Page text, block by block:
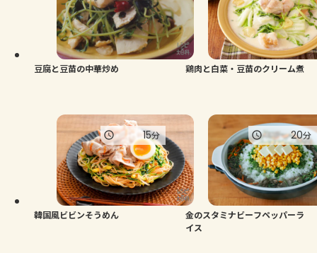
豆腐と豆苗の中華炒め 鶏肉と白菜・豆苗のクリーム煮
韓国風ビビンそうめん
15分
金のスタミナビーフペッパーラ
イス
20分